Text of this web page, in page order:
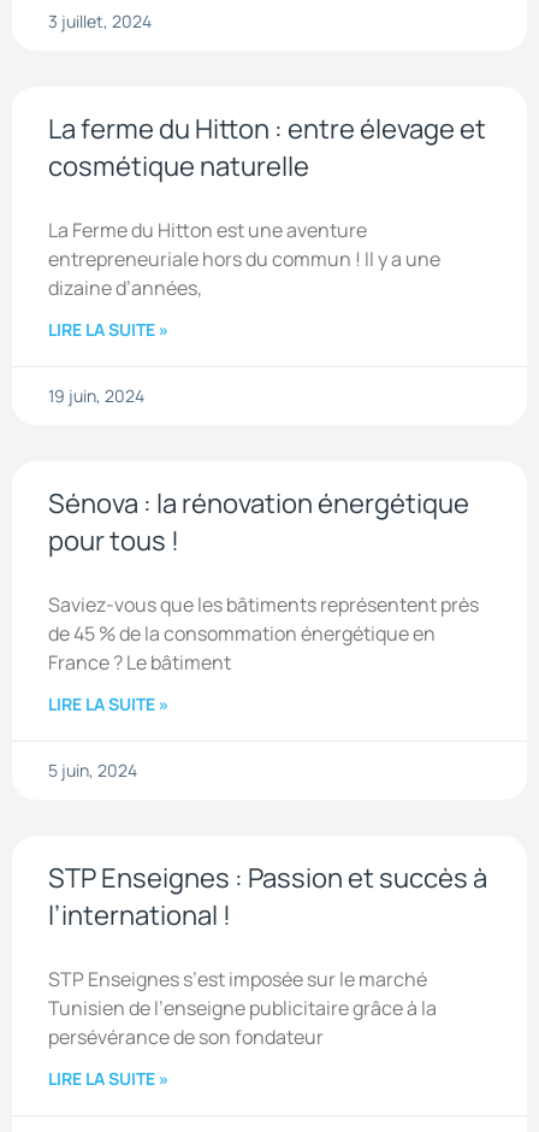
3 juillet, 2024
La ferme du Hitton : entre élevage et
cosmétique naturelle
La Ferme du Hitton est une aventure
entrepreneuriale hors du commun ! Il y a une
dizaine d’années,
LIRE LA SUITE »
19 juin, 2024
Sénova : la rénovation énergétique
pour tous !
Saviez-vous que les bâtiments représentent près
de 45 % de la consommation énergétique en
France ? Le bâtiment
LIRE LA SUITE »
5 juin, 2024
STP Enseignes : Passion et succès à
l’international !
STP Enseignes s’est imposée sur le marché
Tunisien de l’enseigne publicitaire grâce à la
persévérance de son fondateur
LIRE LA SUITE »